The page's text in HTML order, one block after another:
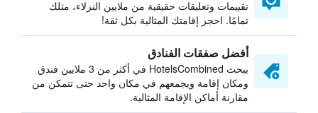
تقييمات وتعليقات حقيقية من ملايين النزلاء، مثلك
تمامًا. احجز إقامتك المثالية بكل ثقة!
أفضل صفقات الفنادق
يبحث HotelsCombined في أكثر من 3 ملايين فندق
ومكان إقامة ويجمعهم في مكان واحد حتى تتمكن من
مقارنة أماكن الإقامة المثالية.